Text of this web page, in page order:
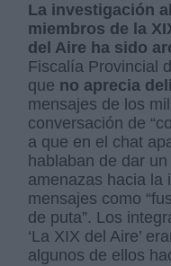
La investigación
miembros de la
del Aire ha sido
Fiscalía Provincial
que no aprecia
mensajes de los
conversación de
a que en el chat
hablaban de dar
amenazas hacia la
mensajes como
de puta”. Los
‘La XIX del Aire’
algunos de ellos